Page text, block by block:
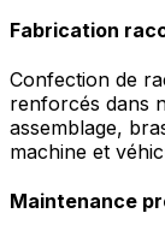
Fabrication
Confection de
renforcés dans
assemblage,
machine et
Maintenance